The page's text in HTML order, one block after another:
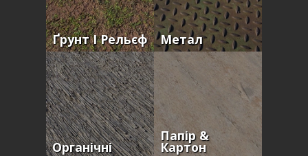
Ґрунт І Рельєф Метал
Органічні
Папір &
Картон